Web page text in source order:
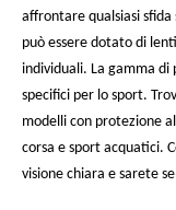
affrontare qualsiasi
può essere dotato di
individuali. La gamma di
specifici per lo sport.
modelli con protezione
corsa e sport acquatici.
visione chiara e sarete